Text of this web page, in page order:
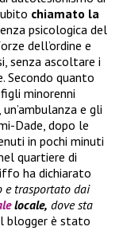
chiamato la
psicologica del
dell’ordine e
senza ascoltare i
Secondo quanto
minorenni
e gli
Dade, dopo le
in pochi minuti
quartiere di
ha dichiarato
e trasportato dai
locale, dove sta
blogger è stato